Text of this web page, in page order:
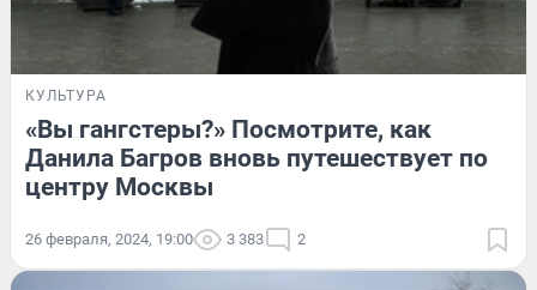
КУЛЬТУРА
«Вы гангстеры?» Посмотрите, как
Данила Багров вновь путешествует по
центру Москвы
26 февраля, 2024, 19:00 3 383 2